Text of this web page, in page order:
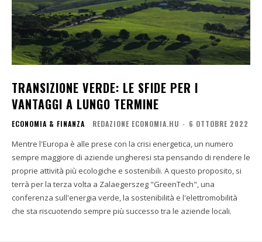
TRANSIZIONE VERDE: LE SFIDE PER I
VANTAGGI A LUNGO TERMINE
ECONOMIA & FINANZA REDAZIONE ECONOMIA.HU - 6 OTTOBRE 2022
Mentre l'Europa è alle prese con la crisi energetica, un numero
sempre maggiore di aziende ungheresi sta pensando di rendere le
proprie attività più ecologiche e sostenibili. A questo proposito, si
terrà per la terza volta a Zalaegerszeg "GreenTech", una
conferenza sull'energia verde, la sostenibilità e l'elettromobilità
che sta riscuotendo sempre più successo tra le aziende locali.